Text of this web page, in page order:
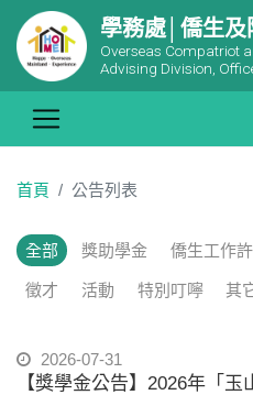
學務處│僑生及
Overseas Compatriot
Advising Division,
首頁 公告列表
全部 獎助學金 僑生工作
徵才 活動 特別叮嚀 其
2026-07-31
【獎學金公告】2026年「